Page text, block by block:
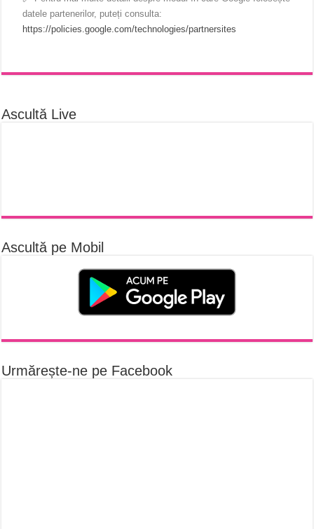
datele partenerilor, puteți consulta:
https://policies.google.com/technologies/partnersites
Ascultă Live
Ascultă pe Mobil
Urmărește-ne pe Facebook